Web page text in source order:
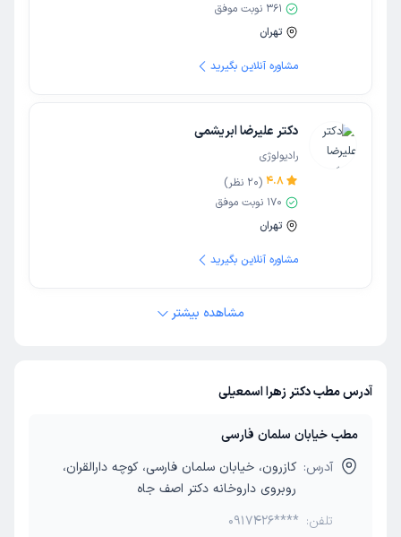
361 نوبت موفق
تهران
مشاوره آنلاین بگیرید
دکتر علیرضا ابریشمی
رادیولوژی
4.8
(
20 نظر)
170 نوبت موفق
تهران
مشاوره آنلاین بگیرید
مشاهده بیشتر
آدرس مطب دکتر زهرا اسمعیلی
مطب خیابان سلمان فارسی
آدرس: کازرون، خیابان سلمان فارسی، کوچه دارالقران،
روبروی داروخانه دکتر اصف جاه
تلفن: 0917426****